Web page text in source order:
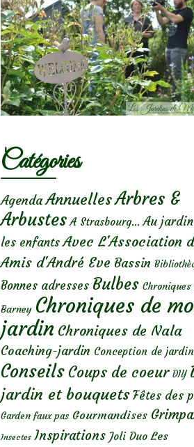
Catégories
Agenda AnnuellesArbres &
Arbustes A Strasbourg... Au
les enfants Avec L'Association
Amis d'André Eve Bassin
Bonnes adresses Bulbes Chroniques
Barney Chroniques de
jardin Chroniques de Nala
Coaching-jardin Conception de
Conseils Coups de coeur DIY
jardin et bouquets Fêtes des
Garden faux pas Gourmandises
Insectes Inspirations Joli Duo Les